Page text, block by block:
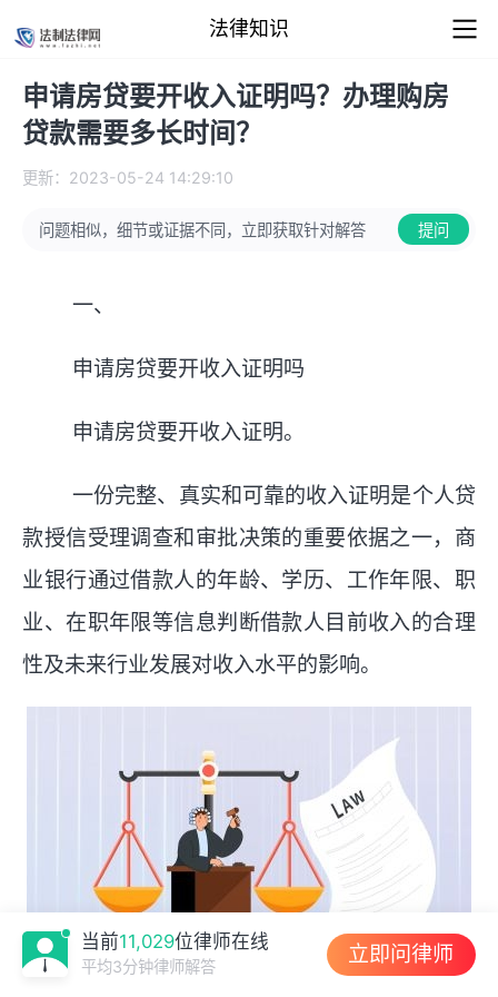
法律知识
申请房贷要开收入证明吗？办理购房
贷款需要多长时间？
更新：2023-05-24 14:29:10
问题相似，细节或证据不同，立即获取针对解答 提问
一、
申请房贷要开收入证明吗
申请房贷要开收入证明。
一份完整、真实和可靠的收入证明是个人贷
款授信受理调查和审批决策的重要依据之一，商
业银行通过借款人的年龄、学历、工作年限、职
业、在职年限等信息判断借款人目前收入的合理
性及未来行业发展对收入水平的影响。
当前11,029位律师在线
平均3分钟律师解答 立即问律师